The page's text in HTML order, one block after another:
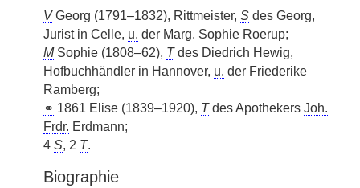
VGeorg (1791–1832), Rittmeister, S des Georg,
Jurist in Celle, u. der Marg. Sophie Roerup;
MSophie (1808–62), Tdes Diedrich Hewig,
Hofbuchhändler in Hannover, u. der Friederike
Ramberg;
⚭ 1861 Elise (1839–1920), Tdes Apothekers Joh.
Frdr. Erdmann;
4 S, 2 T.
Biographie